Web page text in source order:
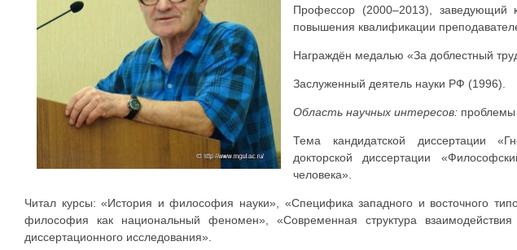
Профессор (2000–2013), заведующий
повышения квалификации
Награждён медалью «За доблестный
Заслуженный деятель науки РФ (1996).
Область научных интересов: проблемы
Тема кандидатской диссертации
докторской диссертации
человека».
Читал курсы: «История и философия науки», «Специфика западного и восточного
философия как национальный феномен», «Современная структура
диссертационного исследования».